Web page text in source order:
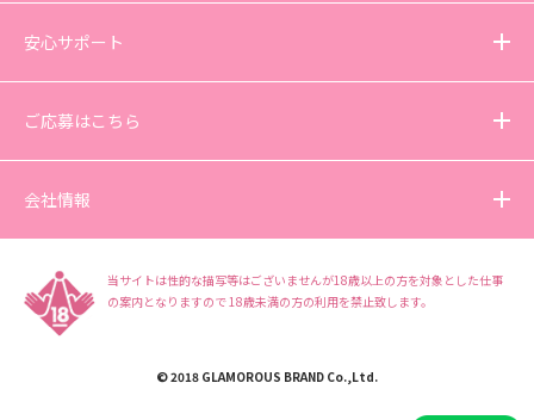
安心サポート
ご応募はこちら
会社情報
当サイトは性的な描写等はございませんが18歳以上の方を対象とした仕事
の案内となりますので 18歳未満の方の利用を禁止致します。
© 2018 GLAMOROUS BRAND Co.,Ltd.